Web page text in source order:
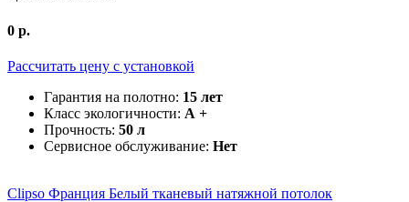
0 р.
Рассчитать цену c установкой
Гарантия на полотно: 15 лет
Класс экологичности: А +
Прочность: 50 л
Сервисное обслуживание: Нет
Clipso Франция Белый тканевый натяжной потолок